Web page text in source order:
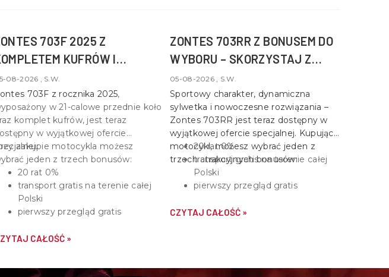
703F 2025 Z
KUFRÓW I
DO WYBORU!
08-2026 , S.W.
703F z rocznika 2025,
w21-calowe przednie koło
komplet kufrów, jest teraz
w wyjątkowej ofercie
zakupie motocykla możesz
jeden z trzech bonusów:
20 rat 0%
transport gratis na terenie całej
Polski
pierwszy przegląd gratis
CAŁOŚĆ »
ZONTES 703RR Z BONUSEM DO
WYBORU – SKORZYSTAJ Z
WYJĄTKOWEJ OKAZJI!
05-08-2026 , S.W.
Sportowy charakter, dynamiczna
sylwetka i nowoczesne rozwiązania –
Zontes 703RR jest teraz dostępny w
wyjątkowej ofercie specjalnej. Kupując
motocykl, możesz wybrać jeden z
trzech atrakcyjnych bonusów:
20 rat 0%
transport gratis na terenie całej
Polski
pierwszy przegląd gratis
CZYTAJ CAŁOŚĆ »